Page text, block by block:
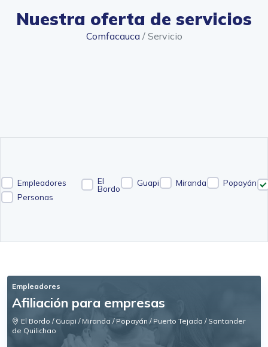
Nuestra oferta de servicios
Comfacauca/ Servicio
Empleadores
Personas
El
Bordo
Guapi Miranda Popayán
Empleadores
Afiliación para empresas
El Bordo / Guapi / Miranda / Popayán / Puerto Tejada / Santander
de Quilichao